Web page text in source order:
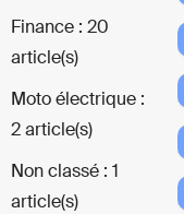
Finance : 20
article(s)
Moto électrique :
2 article(s)
Non classé : 1
article(s)